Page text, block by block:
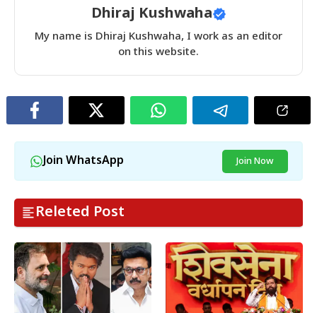
Dhiraj Kushwaha
My name is Dhiraj Kushwaha, I work as an editor
on this website.
Join WhatsApp Join Now
Releted Post